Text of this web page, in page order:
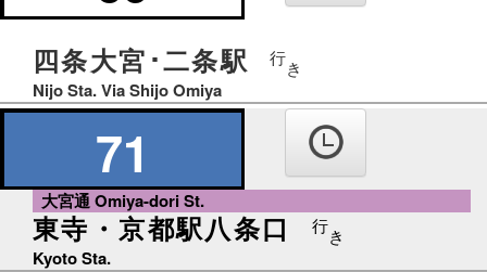
四条大宮･二条駅 行き
Nijo Sta. Via Shijo Omiya
71
大宮通 Omiya-dori St.
東寺・京都駅八条口 行き
Kyoto Sta.